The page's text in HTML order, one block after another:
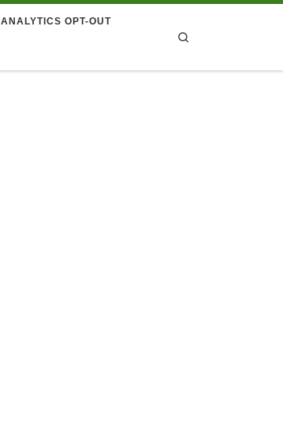
ANALYTICS OPT-OUT